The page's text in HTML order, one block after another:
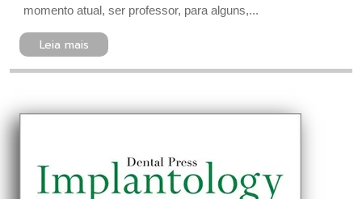
momento atual, ser professor, para alguns,...
Leia mais